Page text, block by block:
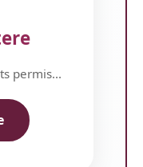
permis...